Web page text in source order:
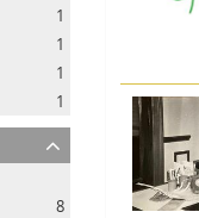
1
1
1
1
8